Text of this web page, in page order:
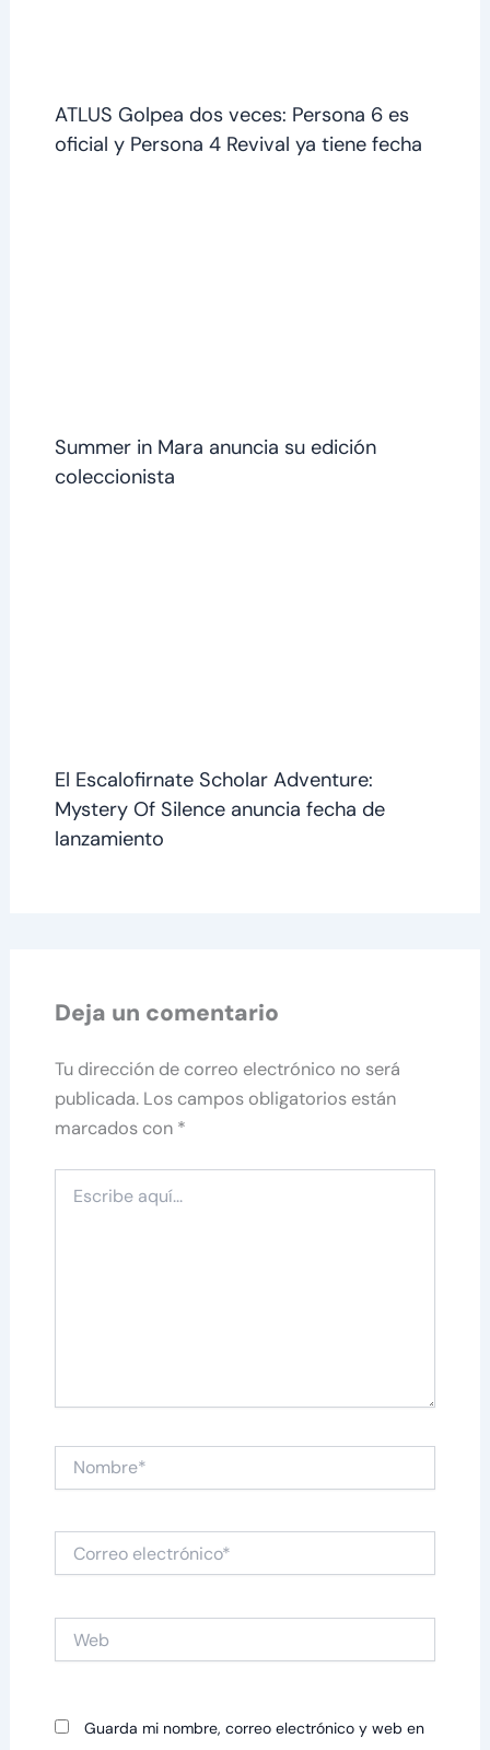
ATLUS Golpea dos veces: Persona 6 es
oficial y Persona 4 Revival ya tiene fecha
Summer in Mara anuncia su edición
coleccionista
El Escalofirnate Scholar Adventure:
Mystery Of Silence anuncia fecha de
lanzamiento
Deja un comentario
Tu dirección de correo electrónico no será
publicada. Los campos obligatorios están
marcados con *
aquí...
Nombre*
electrónico*
Guarda mi nombre, correo electrónico y web en